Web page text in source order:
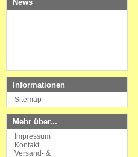
News
Informationen
Sitemap
Mehr über...
Impressum
Kontakt
Versand- &